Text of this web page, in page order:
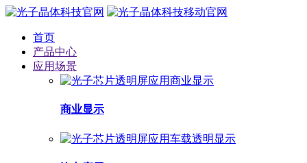
首页
产品中心
应用场景
商业显示